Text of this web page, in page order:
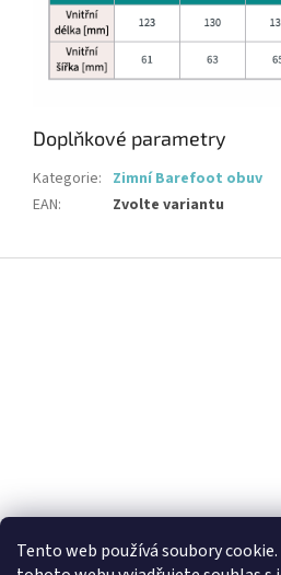
Tento web používá soubory
Doplňkové parametry
Kategorie: Zimní Barefoot obuv
EAN: Zvolte variantu